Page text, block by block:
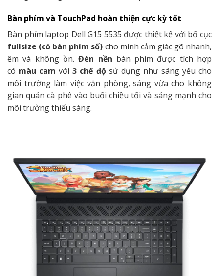
Bàn phím và TouchPad hoàn thiện cực kỳ tốt
Bàn phím laptop Dell G15 5535 được thiết kế với bố cục
fullsize (có bàn phím số) cho mình cảm giác gõ nhanh,
êm và không ồn.Đèn nền bàn phím được tích hợp
có màu cam với3 chế độsử dụng như sáng yếu cho
môi trường làm việc văn phòng, sáng vừa cho không
gian quán cà phê vào buổi chiều tối và sáng mạnh cho
môi trường thiếu sáng.